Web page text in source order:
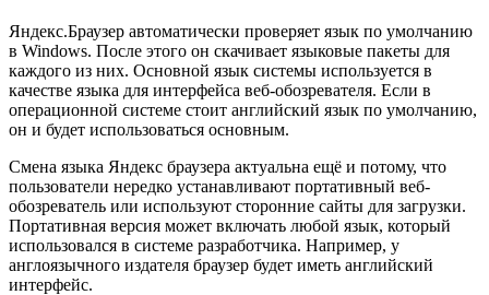
Яндекс.Браузер автоматически проверяет язык по умолчанию
в Windows. После этого он скачивает языковые пакеты для
каждого из них. Основной язык системы используется в
качестве языка для интерфейса веб-обозревателя. Если в
операционной системе стоит английский язык по умолчанию,
он и будет использоваться основным.
Смена языка Яндекс браузера актуальна ещё и потому, что
пользователи нередко устанавливают портативный веб-
обозреватель или используют сторонние сайты для загрузки.
Портативная версия может включать любой язык, который
использовался в системе разработчика. Например, у
англоязычного издателя браузер будет иметь английский
интерфейс.